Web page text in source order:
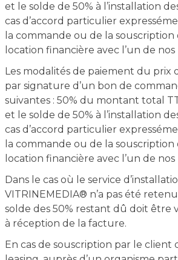
et le solde de 50% à l’installation
cas d’accord particulier
la commande ou de la souscription
location financière avec l’un de
Les modalités de paiement du prix
par signature d’un bon de
suivantes : 50% du montant total
et le solde de 50% à l’installation
cas d’accord particulier
la commande ou de la souscription
location financière avec l’un de
Dans le cas où le service
VITRINEMEDIA® n’a pas été
solde des 50% restant dû doit être
à réception de la facture.
En cas de souscription par le client